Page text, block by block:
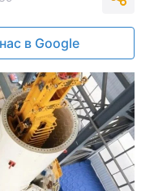
в Google